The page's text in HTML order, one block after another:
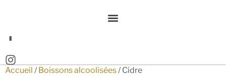
Accueil /Boissons alcoolisées/ Cidre